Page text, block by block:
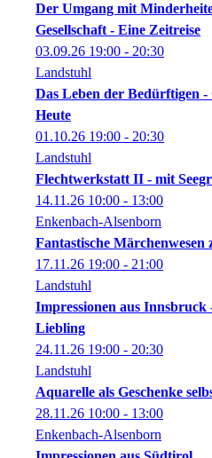
Der Umgang mit
Gesellschaft - Eine Zeitreise
03.09.26 19:00 - 20:30
Landstuhl
Das Leben der Bedürftigen -
Heute
01.10.26 19:00 - 20:30
Landstuhl
Flechtwerkstatt II - mit
14.11.26 10:00 - 13:00
Enkenbach-Alsenborn
Fantastische Märchenwesen
17.11.26 19:00 - 21:00
Landstuhl
Impressionen aus Innsbruck
Liebling
24.11.26 19:00 - 20:30
Landstuhl
Aquarelle als Geschenke
28.11.26 10:00 - 13:00
Enkenbach-Alsenborn